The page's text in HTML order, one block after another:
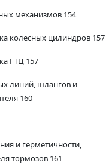
механизмов 154
колесных цилиндров 157
ГТЦ 157
линий, шлангов и
160
и герметичности,
тормозов 161